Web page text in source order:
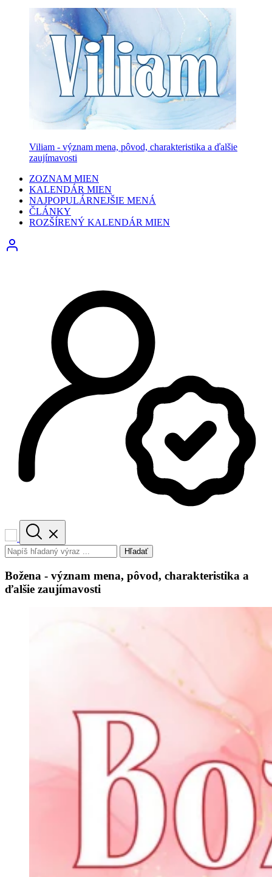
Viliam - význam mena, pôvod, charakteristika a ďalšie
zaujímavosti
ZOZNAM MIEN
KALENDÁR MIEN
NAJPOPULÁRNEJŠIE MENÁ
ČLÁNKY
ROZŠÍRENÝ KALENDÁR MIEN
Hľadať
Božena - význam mena, pôvod, charakteristika a
ďalšie zaujímavosti